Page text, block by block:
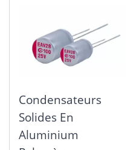
Condensateurs
Solides En
Aluminium